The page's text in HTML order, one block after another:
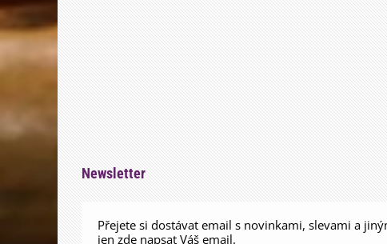
Newsletter
Přejete si dostávat email s novinkami, slevami a
jen zde napsat Váš email.